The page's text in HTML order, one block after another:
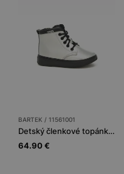
BARTEK / 11561001
Detský členkové topánky BARTEK
64.90 €